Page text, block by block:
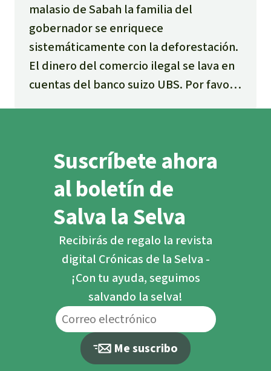
malasio de Sabah la familia del
gobernador se enriquece
sistemáticamente con la deforestación.
El dinero del comercio ilegal se lava en
cuentas del banco suizo UBS. Por favor,
Suscríbete ahora
al boletín de
Salva la Selva
Recibirás de regalo la revista
digital Crónicas de la Selva -
¡Con tu ayuda, seguimos
salvando la selva!
Me suscribo